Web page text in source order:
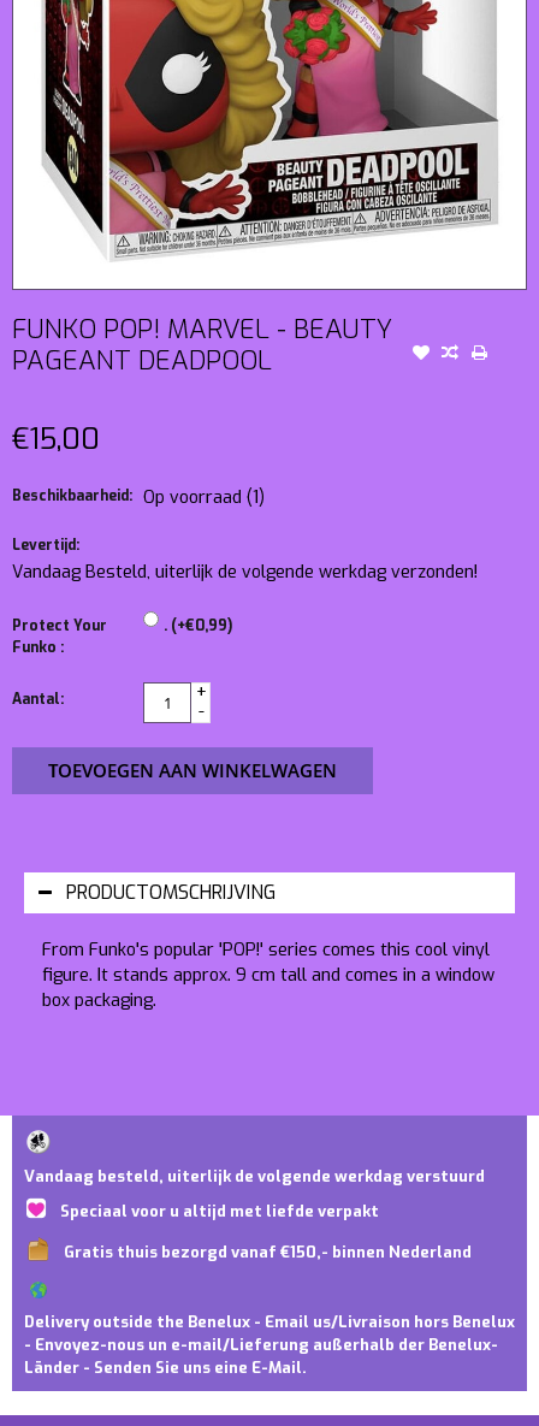
FUNKO POP! MARVEL - BEAUTY
PAGEANT DEADPOOL
€15,00
Beschikbaarheid: Op voorraad (1)
Levertijd:
Vandaag Besteld, uiterlijk de volgende werkdag verzonden!
Protect Your
Funko :
. (+€0,99)
Aantal:
+
-
TOEVOEGEN AAN WINKELWAGEN
PRODUCTOMSCHRIJVING
From Funko's popular 'POP!' series comes this cool vinyl
figure. It stands approx. 9 cm tall and comes in a window
box packaging.
Vandaag besteld, uiterlijk de volgende werkdag verstuurd
Speciaal voor u altijd met liefde verpakt
Gratis thuis bezorgd vanaf €150,- binnen Nederland
Delivery outside the Benelux - Email us/Livraison hors Benelux
- Envoyez-nous un e-mail/Lieferung außerhalb der Benelux-
Länder - Senden Sie uns eine E-Mail.